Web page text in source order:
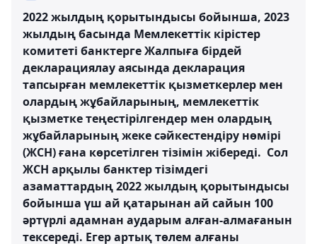
2022 жылдың қорытындысы бойынша, 2023
жылдың басында Мемлекеттік кірістер
комитеті банктерге Жалпыға бірдей
декларациялау аясында декларация
тапсырған мемлекеттік қызметкерлер мен
олардың жұбайларының, мемлекеттік
қызметке теңестірілгендер мен олардың
жұбайларының жеке сәйкестендіру нөмірі
(ЖСН) ғана көрсетілген тізімін жібереді. Сол
ЖСН арқылы банктер тізімдегі
азаматтардың 2022 жылдың қорытындысы
бойынша үш ай қатарынан ай сайын 100
әртүрлі адамнан аударым алған-алмағанын
тексереді. Егер артық төлем алғаны